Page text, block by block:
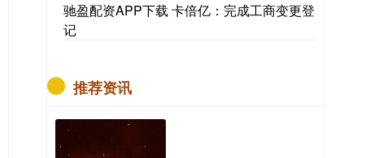
驰盈配资APP下载 卡倍亿：完成工商变更登
记
推荐资讯